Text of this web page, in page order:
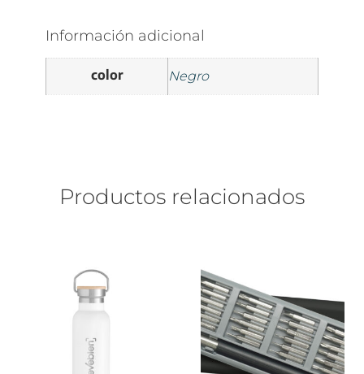
Información adicional
color Negro
Productos relacionados